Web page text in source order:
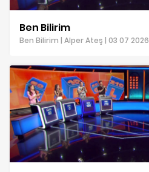
Ben Bilirim
Ben Bilirim | Alper Ateş | 03 07 2026